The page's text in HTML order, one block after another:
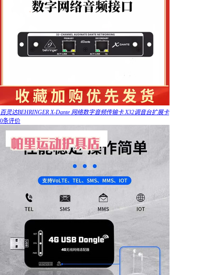
百灵达BEHRINGER X-Dante 网络数字音频传输卡 X32调音台扩展卡
0条评价